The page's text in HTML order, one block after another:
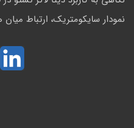
نمودار سایکومتریک، ارتباط